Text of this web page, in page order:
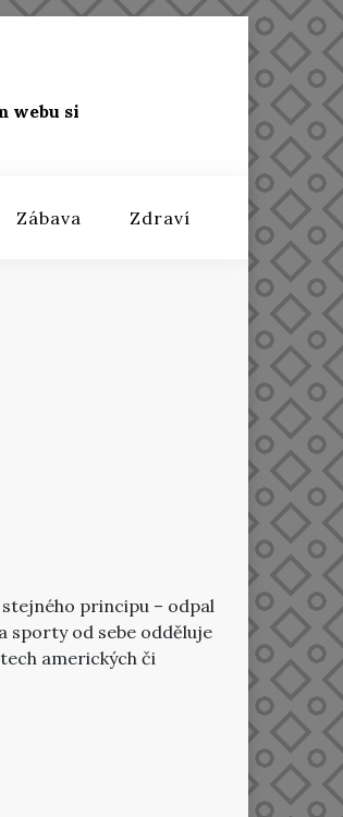
webu si
Zábava Zdraví
principu – odpal
sporty od sebe odděluje
amerických či